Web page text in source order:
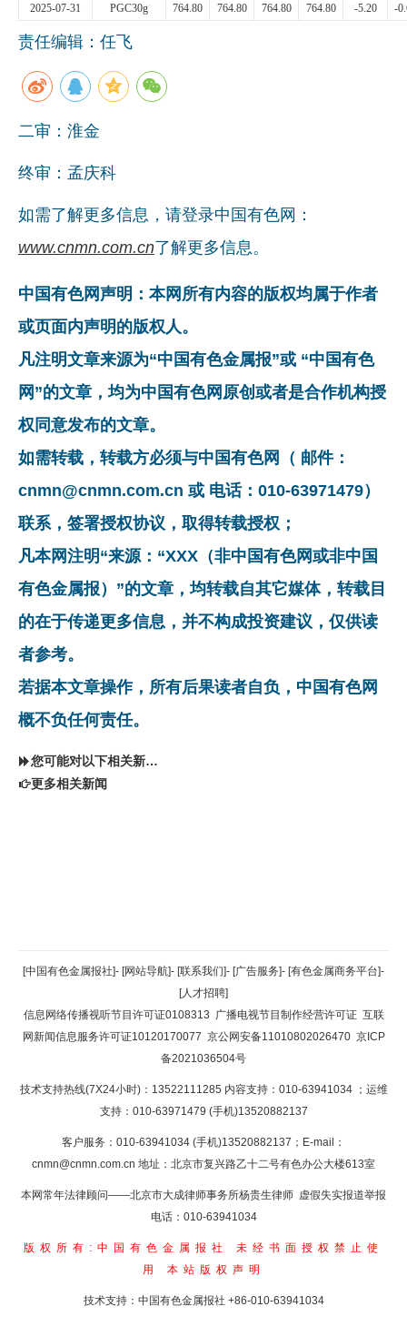
2025-07-31
PGC30g 764.80 764.80 764.80 764.80 -5.20 -
责任编辑：任飞
二审：淮金
终审：孟庆科
如需了解更多信息，请登录中国有色网：
www.cnmn.com.cn了解更多信息。
中国有色网声明：本网所有内容的版权均属于作者
或页面内声明的版权人。
凡注明文章来源为“中国有色金属报”或 “中国有色
网”的文章，均为中国有色网原创或者是合作机构授
权同意发布的文章。
如需转载，转载方必须与中国有色网（ 邮件：
cnmn@cnmn.com.cn 或 电话：010-63971479）
联系，签署授权协议，取得转载授权；
凡本网注明“来源：“XXX（非中国有色网或非中国
有色金属报）”的文章，均转载自其它媒体，转载目
的在于传递更多信息，并不构成投资建议，仅供读
者参考。
若据本文章操作，所有后果读者自负，中国有色网
概不负任何责任。
您可能对以下相关新闻同样感兴趣
更多相关新闻
返回顶部
返回首页
[中国有色金属报社]- [网站导航]- [联系我们]- [广告服务]- [有色金属商务平台]-
[人才招聘]
信息网络传播视听节目许可证0108313 广播电视节目制作经营许可证 互联
网新闻信息服务许可证10120170077 京公网安备11010802026470 京ICP
备2021036504号
技术支持热线(7X24小时)：13522111285 内容支持：010-63941034 ；运维
支持：010-63971479 (手机)13520882137
客户服务：010-63941034 (手机)13520882137；E-mail：
cnmn@cnmn.com.cn 地址：北京市复兴路乙十二号有色办公大楼613室
本网常年法律顾问——北京市大成律师事务所杨贵生律师 虚假失实报道举报
电话：010-63941034
版权所有:中国有色金属报社
未经书面授权禁止使
用 本站版权声明
技术支持：中国有色金属报社 +86-010-63941034